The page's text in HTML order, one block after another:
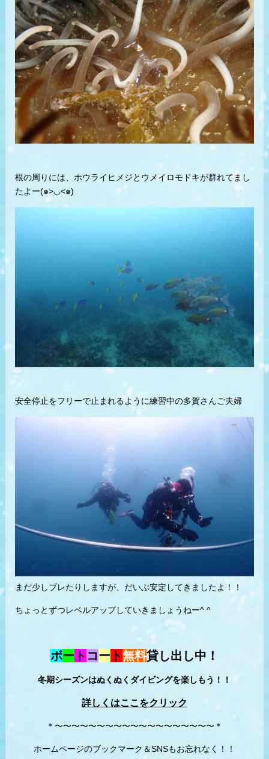
根の周りには、ホウライヒメジとウメイロモドキが群れてまし
たよー(๑>◡<๑)
安全停止をフリーで止まれるように練習中の多賀さんご夫婦
まだ少しブレたりしますが、だいぶ安定してきましたよ！！
ちょっとずつレベルアップしていきましょうねー^ ^
ボー ト コー ト無料貸し出し中！
冬期シーズンはぬくぬくダイビングを楽しもう！！
詳しくはここをクリック
＊〜〜〜〜〜〜〜〜〜〜〜〜〜〜〜〜〜〜〜＊
ホームページのブックマーク＆SNSもお忘れなく！！